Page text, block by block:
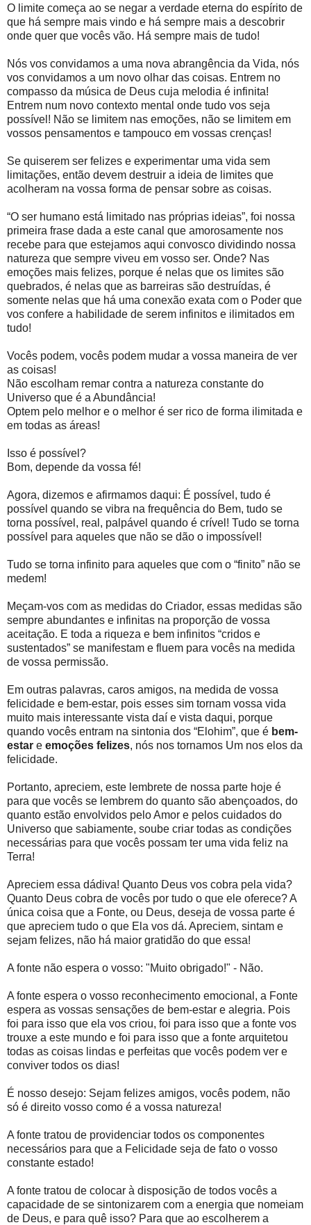
O limite começa ao se negar a verdade eterna do espírito de
que há sempre mais vindo e há sempre mais a descobrir
onde quer que vocês vão. Há sempre mais de tudo!
Nós vos convidamos a uma nova abrangência da Vida, nós
vos convidamos a um novo olhar das coisas. Entrem no
compasso da música de Deus cuja melodia é infinita!
Entrem num novo contexto mental onde tudo vos seja
possível! Não se limitem nas emoções, não se limitem em
vossos pensamentos e tampouco em vossas crenças!
Se quiserem ser felizes e experimentar uma vida sem
limitações, então devem destruir a ideia de limites que
acolheram na vossa forma de pensar sobre as coisas.
“O ser humano está limitado nas próprias ideias”, foi nossa
primeira frase dada a este canal que amorosamente nos
recebe para que estejamos aqui convosco dividindo nossa
natureza que sempre viveu em vosso ser. Onde? Nas
emoções mais felizes, porque é nelas que os limites são
quebrados, é nelas que as barreiras são destruídas, é
somente nelas que há uma conexão exata com o Poder que
vos confere a habilidade de serem infinitos e ilimitados em
tudo!
Vocês podem, vocês podem mudar a vossa maneira de ver
as coisas!
Não escolham remar contra a natureza constante do
Universo que é a Abundância!
Optem pelo melhor e o melhor é ser rico de forma ilimitada e
em todas as áreas!
Isso é possível?
Bom, depende da vossa fé!
Agora, dizemos e afirmamos daqui: É possível, tudo é
possível quando se vibra na frequência do Bem, tudo se
torna possível, real, palpável quando é crível! Tudo se torna
possível para aqueles que não se dão o impossível!
Tudo se torna infinito para aqueles que com o “finito” não se
medem!
Meçam-vos com as medidas do Criador, essas medidas são
sempre abundantes e infinitas na proporção de vossa
aceitação. E toda a riqueza e bem infinitos “cridos e
sustentados” se manifestam e fluem para vocês na medida
de vossa permissão.
Em outras palavras, caros amigos, na medida de vossa
felicidade e bem-estar, pois esses sim tornam vossa vida
muito mais interessante vista daí e vista daqui, porque
quando vocês entram na sintonia dos “Elohim”, que é bem-
estar e emoções felizes, nós nos tornamos Um nos elos da
felicidade.
Portanto, apreciem, este lembrete de nossa parte hoje é
para que vocês se lembrem do quanto são abençoados, do
quanto estão envolvidos pelo Amor e pelos cuidados do
Universo que sabiamente, soube criar todas as condições
necessárias para que vocês possam ter uma vida feliz na
Terra!
Apreciem essa dádiva! Quanto Deus vos cobra pela vida?
Quanto Deus cobra de vocês por tudo o que ele oferece? A
única coisa que a Fonte, ou Deus, deseja de vossa parte é
que apreciem tudo o que Ela vos dá. Apreciem, sintam e
sejam felizes, não há maior gratidão do que essa!
A fonte não espera o vosso: "Muito obrigado!" - Não.
A fonte espera o vosso reconhecimento emocional, a Fonte
espera as vossas sensações de bem-estar e alegria. Pois
foi para isso que ela vos criou, foi para isso que a fonte vos
trouxe a este mundo e foi para isso que a fonte arquitetou
todas as coisas lindas e perfeitas que vocês podem ver e
conviver todos os dias!
É nosso desejo: Sejam felizes amigos, vocês podem, não
só é direito vosso como é a vossa natureza!
A fonte tratou de providenciar todos os componentes
necessários para que a Felicidade seja de fato o vosso
constante estado!
A fonte tratou de colocar à disposição de todos vocês a
capacidade de se sintonizarem com a energia que nomeiam
de Deus, e para quê isso? Para que ao escolherem a